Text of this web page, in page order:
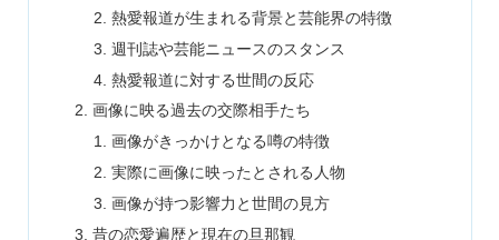
熱愛報道が生まれる背景と芸能界の特徴
週刊誌や芸能ニュースのスタンス
熱愛報道に対する世間の反応
画像に映る過去の交際相手たち
画像がきっかけとなる噂の特徴
実際に画像に映ったとされる人物
画像が持つ影響力と世間の見方
昔の恋愛遍歴と現在の旦那観